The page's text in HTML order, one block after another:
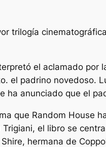
trilogía
el aclamado por
el padrino novedoso.
ha anunciado que el
que Random House
el libro se
hermana de